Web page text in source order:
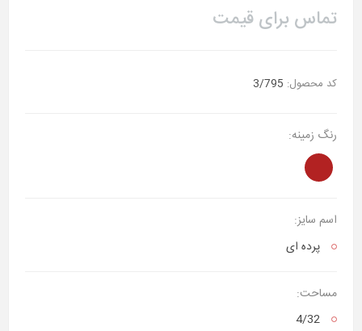
تماس برای قیمت
کد محصول: 3/795
رنگ زمینه:
اسم سایز:
پرده ای
مساحت:
4/32